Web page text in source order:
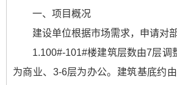
一、项目概况
建设单位根据市场需求，申请对
1.100#-101#楼建筑层数由7层调
为商业、3-6层为办公。建筑基底约